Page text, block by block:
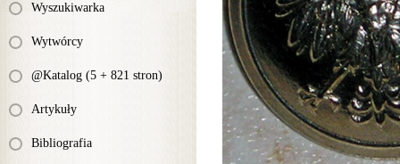
Wyszukiwarka
Wytwórcy
@Katalog (5 + 821 stron)
Artykuły
Bibliografia